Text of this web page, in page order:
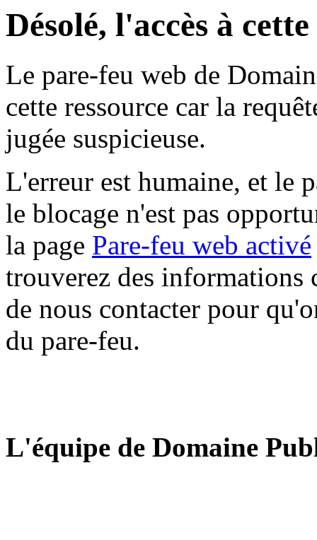
Désolé, l'accès à
Le pare-feu web de
cette ressource car la
jugée suspicieuse.
L'erreur est humaine, et le
le blocage n'est pas
la page Pare-feu web activé
trouverez des informations
de nous contacter pour
du pare-feu.
L'équipe de Domaine